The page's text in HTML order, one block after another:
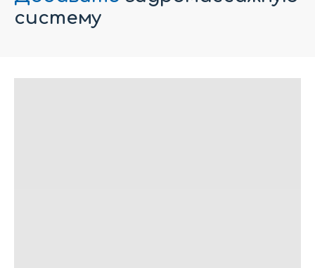
систему